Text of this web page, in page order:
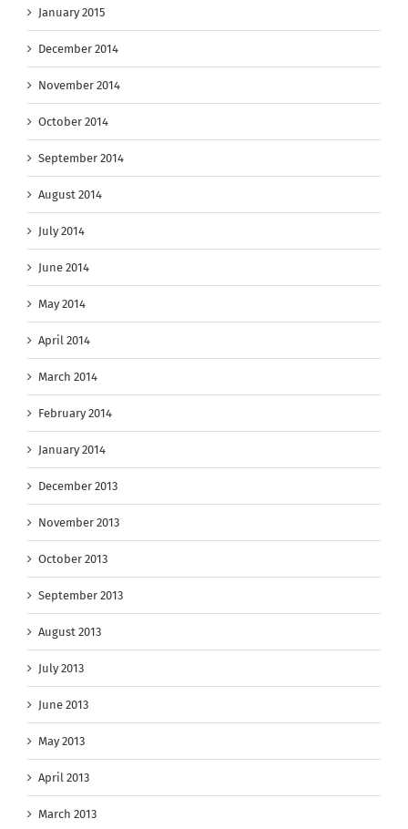
January 2015
December 2014
November 2014
October 2014
September 2014
August 2014
July 2014
June 2014
May 2014
April 2014
March 2014
February 2014
January 2014
December 2013
November 2013
October 2013
September 2013
August 2013
July 2013
June 2013
May 2013
April 2013
March 2013